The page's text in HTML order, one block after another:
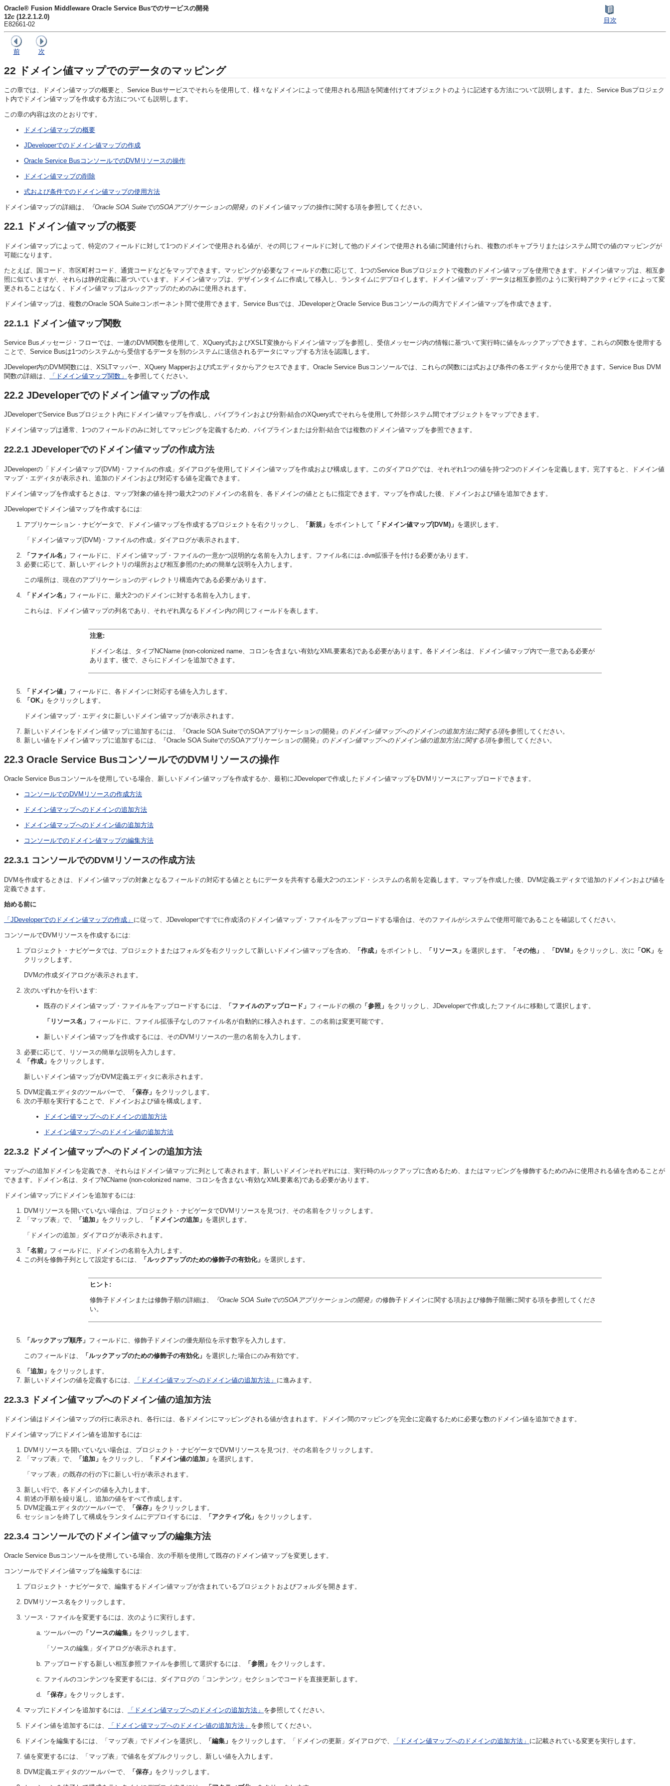
Oracle® Fusion Middleware Oracle Service Busでのサービスの開発
12c (12.2.1.2.0)
E82661-02
目次
前 次
22 ドメイン値マップでのデータのマッピング
この章では、ドメイン値マップの概要と、Service Busサービスでそれらを使用して、様々なドメインによって使用される用語を関連付けてオブジェクトのように記述する方法について説明します。また、Service Busプロジェク
ト内でドメイン値マップを作成する方法についても説明します。
この章の内容は次のとおりです。
ドメイン値マップの概要
JDeveloperでのドメイン値マップの作成
Oracle Service BusコンソールでのDVMリソースの操作
ドメイン値マップの削除
式および条件でのドメイン値マップの使用方法
ドメイン値マップの詳細は、 『Oracle SOA SuiteでのSOAアプリケーションの開発』 のドメイン値マップの操作に関する項を参照してください。
22.1 ドメイン値マップの概要
ドメイン値マップによって、特定のフィールドに対して1つのドメインで使用される値が、その同じフィールドに対して他のドメインで使用される値に関連付けられ、複数のボキャブラリまたはシステム間での値のマッピングが
可能になります。
たとえば、国コード、市区町村コード、通貨コードなどをマップできます。マッピングが必要なフィールドの数に応じて、1つのService Busプロジェクトで複数のドメイン値マップを使用できます。ドメイン値マップは、相互参
照に似ていますが、それらは静的定義に基づいています。ドメイン値マップは、デザインタイムに作成して移入し、ランタイムにデプロイします。ドメイン値マップ・データは相互参照のように実行時アクティビティによって変
更されることはなく、ドメイン値マップはルックアップのためのみに使用されます。
ドメイン値マップは、複数のOracle SOA Suiteコンポーネント間で使用できます。Service Busでは、JDeveloperとOracle Service Busコンソールの両方でドメイン値マップを作成できます。
22.1.1 ドメイン値マップ関数
Service Busメッセージ・フローでは、一連のDVM関数を使用して、XQuery式およびXSLT変換からドメイン値マップを参照し、受信メッセージ内の情報に基づいて実行時に値をルックアップできます。これらの関数を使用する
ことで、Service Busは1つのシステムから受信するデータを別のシステムに送信されるデータにマップする方法を認識します。
JDeveloper内のDVM関数には、XSLTマッパー、XQuery Mapperおよび式エディタからアクセスできます。Oracle Service Busコンソールでは、これらの関数には式および条件の各エディタから使用できます。Service Bus DVM
関数の詳細は、
「ドメイン値マップ関数」 を参照してください。
22.2 JDeveloperでのドメイン値マップの作成
JDeveloperでService Busプロジェクト内にドメイン値マップを作成し、パイプラインおよび分割-結合のXQuery式でそれらを使用して外部システム間でオブジェクトをマップできます。
ドメイン値マップは通常、1つのフィールドのみに対してマッピングを定義するため、パイプラインまたは分割-結合では複数のドメイン値マップを参照できます。
22.2.1 JDeveloperでのドメイン値マップの作成方法
JDeveloperの「ドメイン値マップ(DVM)・ファイルの作成」ダイアログを使用してドメイン値マップを作成および構成します。このダイアログでは、それぞれ1つの値を持つ2つのドメインを定義します。完了すると、ドメイン値
マップ・エディタが表示され、追加のドメインおよび対応する値を定義できます。
ドメイン値マップを作成するときは、マップ対象の値を持つ最大2つのドメインの名前を、各ドメインの値とともに指定できます。マップを作成した後、ドメインおよび値を追加できます。
JDeveloperでドメイン値マップを作成するには:
アプリケーション・ナビゲータで、ドメイン値マップを作成するプロジェクトを右クリックし、 「新規」 をポイントして 「ドメイン値マップ(DVM)」 を選択します。
「ドメイン値マップ(DVM)・ファイルの作成」ダイアログが表示されます。
「ファイル名」 フィールドに、ドメイン値マップ・ファイルの一意かつ説明的な名前を入力します。ファイル名には .dvm拡張子を付ける必要があります。
必要に応じて、新しいディレクトリの場所および相互参照のための簡単な説明を入力します。
この場所は、現在のアプリケーションのディレクトリ構造内である必要があります。
「ドメイン名」 フィールドに、最大2つのドメインに対する名前を入力します。
これらは、ドメイン値マップの列名であり、それぞれ異なるドメイン内の同じフィールドを表します。
注意:
ドメイン名は、タイプNCName (non-colonized name、コロンを含まない有効なXML要素名)である必要があります。各ドメイン名は、ドメイン値マップ内で一意である必要が
あります。後で、さらにドメインを追加できます。
「ドメイン値」 フィールドに、各ドメインに対応する値を入力します。
「OK」 をクリックします。
ドメイン値マップ・エディタに新しいドメイン値マップが表示されます。
新しいドメインをドメイン値マップに追加するには、『Oracle SOA SuiteでのSOAアプリケーションの開発』の ドメイン値マップへのドメインの追加方法に関する項を参照してください。
新しい値をドメイン値マップに追加するには、『Oracle SOA SuiteでのSOAアプリケーションの開発』の ドメイン値マップへのドメイン値の追加方法に関する項を参照してください。
22.3 Oracle Service BusコンソールでのDVMリソースの操作
Oracle Service Busコンソールを使用している場合、新しいドメイン値マップを作成するか、最初にJDeveloperで作成したドメイン値マップをDVMリソースにアップロードできます。
コンソールでのDVMリソースの作成方法
ドメイン値マップへのドメインの追加方法
ドメイン値マップへのドメイン値の追加方法
コンソールでのドメイン値マップの編集方法
22.3.1 コンソールでのDVMリソースの作成方法
DVMを作成するときは、ドメイン値マップの対象となるフィールドの対応する値とともにデータを共有する最大2つのエンド・システムの名前を定義します。マップを作成した後、DVM定義エディタで追加のドメインおよび値を
定義できます。
始める前に
「JDeveloperでのドメイン値マップの作成」 に従って、JDeveloperですでに作成済のドメイン値マップ・ファイルをアップロードする場合は、そのファイルがシステムで使用可能であることを確認してください。
コンソールでDVMリソースを作成するには:
プロジェクト・ナビゲータでは、プロジェクトまたはフォルダを右クリックして新しいドメイン値マップを含め、 「作成」 をポイントし、 「リソース」 を選択します。 「その他」 「DVM」 をクリックし、次に 「OK」 を
クリックします。
DVMの作成ダイアログが表示されます。
次のいずれかを行います:
既存のドメイン値マップ・ファイルをアップロードするには、 「ファイルのアップロード」 フィールドの横の 「参照」 をクリックし、JDeveloperで作成したファイルに移動して選択します。
「リソース名」 フィールドに、ファイル拡張子なしのファイル名が自動的に移入されます。この名前は変更可能です。
新しいドメイン値マップを作成するには、そのDVMリソースの一意の名前を入力します。
必要に応じて、リソースの簡単な説明を入力します。
「作成」 をクリックします。
新しいドメイン値マップがDVM定義エディタに表示されます。
DVM定義エディタのツールバーで、 「保存」 をクリックします。
次の手順を実行することで、ドメインおよび値を構成します。
ドメイン値マップへのドメインの追加方法
ドメイン値マップへのドメイン値の追加方法
22.3.2 ドメイン値マップへのドメインの追加方法
マップへの追加ドメインを定義でき、それらはドメイン値マップに列として表されます。新しいドメインそれぞれには、実行時のルックアップに含めるため、またはマッピングを修飾するためのみに使用される値を含めることが
できます。ドメイン名は、タイプNCName (non-colonized name、コロンを含まない有効なXML要素名)である必要があります。
ドメイン値マップにドメインを追加するには:
DVMリソースを開いていない場合は、プロジェクト・ナビゲータでDVMリソースを見つけ、その名前をクリックします。
「マップ表」で、
「追加」 をクリックし、 「ドメインの追加」 を選択します。
「ドメインの追加」ダイアログが表示されます。
「名前」 フィールドに、ドメインの名前を入力します。
この列を修飾子列として設定するには、
「ルックアップのための修飾子の有効化」 を選択します。
ヒント:
修飾子ドメインまたは修飾子順の詳細は、 『Oracle SOA SuiteでのSOAアプリケーションの開発』の修飾子ドメインに関する項および修飾子階層に関する項を参照してくださ
い。
「ルックアップ順序」 フィールドに、修飾子ドメインの優先順位を示す数字を入力します。
このフィールドは、 「ルックアップのための修飾子の有効化」 を選択した場合にのみ有効です。
「追加」 をクリックします。
新しいドメインの値を定義するには、
「ドメイン値マップへのドメイン値の追加方法」 に進みます。
22.3.3 ドメイン値マップへのドメイン値の追加方法
ドメイン値はドメイン値マップの行に表示され、各行には、各ドメインにマッピングされる値が含まれます。ドメイン間のマッピングを完全に定義するために必要な数のドメイン値を追加できます。
ドメイン値マップにドメイン値を追加するには:
DVMリソースを開いていない場合は、プロジェクト・ナビゲータでDVMリソースを見つけ、その名前をクリックします。
「マップ表」で、
「追加」 をクリックし、 「ドメイン値の追加」 を選択します。
「マップ表」の既存の行の下に新しい行が表示されます。
新しい行で、各ドメインの値を入力します。
前述の手順を繰り返し、追加の値をすべて作成します。
DVM定義エディタのツールバーで、
「保存」 をクリックします。
セッションを終了して構成をランタイムにデプロイするには、
「アクティブ化」 をクリックします。
22.3.4 コンソールでのドメイン値マップの編集方法
Oracle Service Busコンソールを使用している場合、次の手順を使用して既存のドメイン値マップを変更します。
コンソールでドメイン値マップを編集するには:
プロジェクト・ナビゲータで、編集するドメイン値マップが含まれているプロジェクトおよびフォルダを開きます。
DVMリソース名をクリックします。
ソース・ファイルを変更するには、次のように実行します。
ツールバーの 「ソースの編集」 をクリックします。
「ソースの編集」ダイアログが表示されます。
アップロードする新しい相互参照ファイルを参照して選択するには、 「参照」 をクリックします。
ファイルのコンテンツを変更するには、ダイアログの「コンテンツ」セクションでコードを直接更新します。
「保存」 をクリックします。
マップにドメインを追加するには、 「ドメイン値マップへのドメインの追加方法」 を参照してください。
ドメイン値を追加するには、 「ドメイン値マップへのドメイン値の追加方法」 を参照してください。
ドメインを編集するには、「マップ表」でドメインを選択し、 「編集」 をクリックします。「ドメインの更新」ダイアログで、 「ドメイン値マップへのドメインの追加方法」 に記載されている変更を実行します。
値を変更するには、「マップ表」で値名をダブルクリックし、新しい値を入力します。
DVM定義エディタのツールバーで、 「保存」 をクリックします。